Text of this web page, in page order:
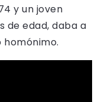
y un joven
de edad, daba a
homónimo.